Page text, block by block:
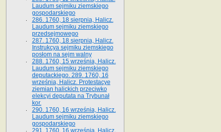
Laudum sejmiku ziemskiego
gospodarskiego
286. 1760, 18 sierpnia, Halicz.
Laudum sejmiku ziemskiego
przedsejmowego
287. 1760, 18 sierpnia, Halicz.
Instrukcya sejmiku ziemskiego
posłom na sejm walny
288. 1760, 15 września, Halicz.
Laudum sejmiku ziemskiego
deputackiego. 289. 1760, 16
września, Halicz. Protestacye
ziemian halickich przeciwko
elekcyi deputata na Trybunał
kor.
290. 1760, 16 września, Halicz.
Laudum sejmiku ziemskiego
gospodarskiego
291. 1760, 16 września, Halicz.